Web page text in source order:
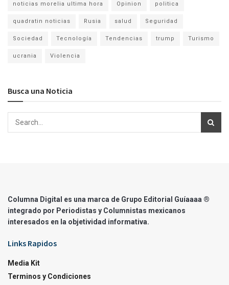
noticias morelia ultima hora Opinion politica
quadratin noticias Rusia salud Seguridad
Sociedad Tecnología Tendencias trump Turismo
ucrania Violencia
Busca una Noticia
Columna Digital es una marca de Grupo Editorial Guíaaaa ®
integrado por Periodistas y Columnistas mexicanos
interesados en la objetividad informativa.
Links Rapidos
Media Kit
Terminos y Condiciones